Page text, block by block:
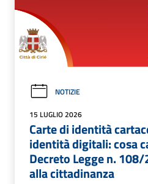
NOTIZIE
15 LUGLIO 2026
Carte di identità
identità digitali: cosa
Decreto Legge n.
alla cittadinanza